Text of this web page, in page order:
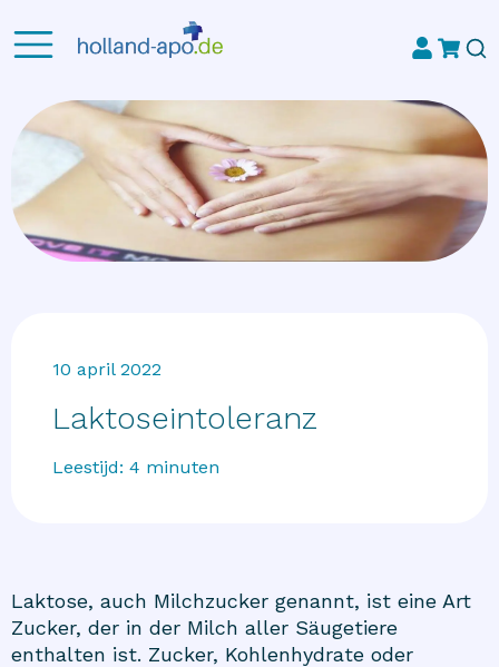
10 april 2022
Laktoseintoleranz
Leestijd:4 minuten
Laktose, auch Milchzucker genannt, ist eine Art
Zucker, der in der Milch aller Säugetiere
enthalten ist. Zucker, Kohlenhydrate oder